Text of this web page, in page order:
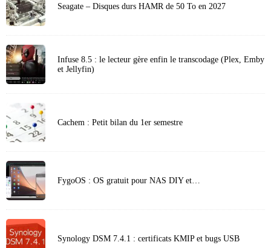
Seagate – Disques durs HAMR de 50 To en 2027
Infuse 8.5 : le lecteur gère enfin le transcodage (Plex, Emby
et Jellyfin)
Cachem : Petit bilan du 1er semestre
FygoOS : OS gratuit pour NAS DIY et…
Synology DSM 7.4.1 : certificats KMIP et bugs USB